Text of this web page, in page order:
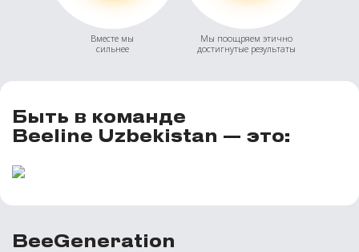
Вместе мы
сильнее
Мы поощряем этично
достигнутые результаты
Быть в команде
Beeline Uzbekistan — это:
BeeGeneration